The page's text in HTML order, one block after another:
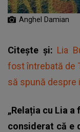
Anghel Damian
Citește și: Lia
fost întrebată de
să spună despre
„Relația cu Lia
considerat că e